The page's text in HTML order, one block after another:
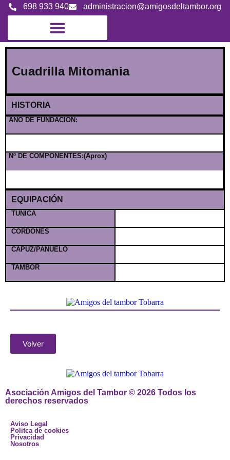
698 933 940 administracion@amigosdeltambor.org
Cuadrilla Mitomania
HISTORIA
AÑO DE FUNDACION:
Nº DE COMPONENTES:(Aprox)
EQUIPACIÓN
TÚNICA
CORDONES
CAPUZ/PAÑUELO
TAMBOR
Volver
Asociación Amigos del Tambor © 2026 Todos los
derechos reservados
Aviso Legal
Politca de cookies
Privacidad
Nosotros